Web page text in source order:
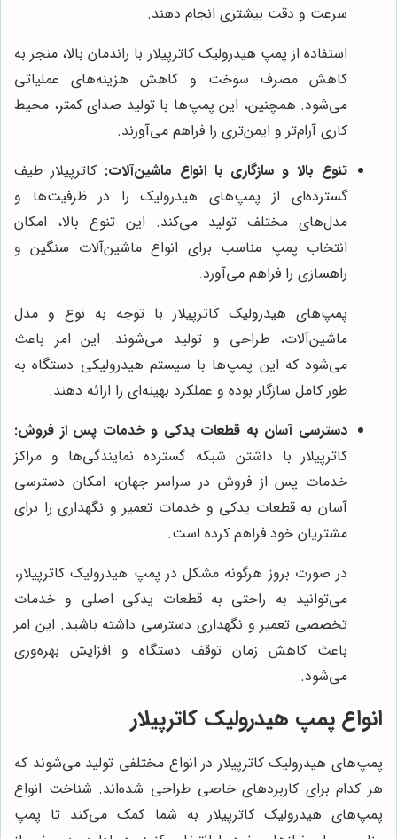
سرعت و دقت بیشتری انجام دهند.
استفاده از پمپ هیدرولیک کاترپیلار با راندمان بالا، منجر به
کاهش مصرف سوخت و کاهش هزینه‌های عملیاتی
می‌شود. همچنین، این پمپ‌ها با تولید صدای کمتر، محیط
کاری آرام‌تر و ایمن‌تری را فراهم می‌آورند.
تنوع بالا و سازگاری با انواع ماشین‌آلات: کاترپیلار طیف
گسترده‌ای از پمپ‌های هیدرولیک را در ظرفیت‌ها و
مدل‌های مختلف تولید می‌کند. این تنوع بالا، امکان
انتخاب پمپ مناسب برای انواع ماشین‌آلات سنگین و
راهسازی را فراهم می‌آورد.
پمپ‌های هیدرولیک کاترپیلار با توجه به نوع و مدل
ماشین‌آلات، طراحی و تولید می‌شوند. این امر باعث
می‌شود که این پمپ‌ها با سیستم هیدرولیکی دستگاه به
طور کامل سازگار بوده و عملکرد بهینه‌ای را ارائه دهند.
دسترسی آسان به قطعات یدکی و خدمات پس از فروش:
کاترپیلار با داشتن شبکه گسترده نمایندگی‌ها و مراکز
خدمات پس از فروش در سراسر جهان، امکان دسترسی
آسان به قطعات یدکی و خدمات تعمیر و نگهداری را برای
مشتریان خود فراهم کرده است.
در صورت بروز هرگونه مشکل در پمپ هیدرولیک کاترپیلار،
می‌توانید به راحتی به قطعات یدکی اصلی و خدمات
تخصصی تعمیر و نگهداری دسترسی داشته باشید. این امر
باعث کاهش زمان توقف دستگاه و افزایش بهره‌وری
می‌شود.
انواع پمپ هیدرولیک کاترپیلار
پمپ‌های هیدرولیک کاترپیلار در انواع مختلفی تولید می‌شوند که
هر کدام برای کاربردهای خاصی طراحی شده‌اند. شناخت انواع
پمپ‌های هیدرولیک کاترپیلار به شما کمک می‌کند تا پمپ